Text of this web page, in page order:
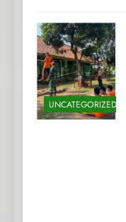
UNCATEGORIZED